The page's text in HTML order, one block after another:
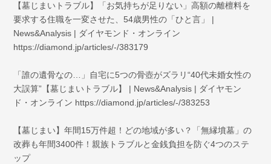
【墓じまいトラブル】「お気持ちが足りない」高額の離檀料を
要求する住職を一変させた、54歳男性の「ひと言」 |
News&Analysis | ダイヤモンド・オンライン
https://diamond.jp/articles/-/383179
「誰の遺骨なの…」自宅に5つの骨壺がズラリ“40代未婚女性の
大誤算”【墓じまいトラブル】 | News&Analysis | ダイヤモン
ド・オンライン https://diamond.jp/articles/-/383253
【墓じまい】年間15万件超！どの地域が多い？「無縁墳墓」の
改葬も年間3400件！親族トラブルと金銭負担を防ぐ4つのステ
ップ